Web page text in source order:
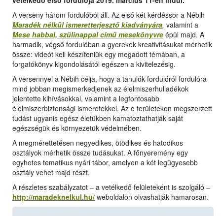
A verseny három fordulóból áll. Az első két kérdéssor a Nébih
Maradék nélkül ismeretterjesztő kiadványára, valamint a
Mese habbal, szülinappal című mesekönyvre épül majd. A
harmadik, végső fordulóban a gyerekek kreativitásukat mérhetik
össze: videót kell készíteniük egy megadott témában, a
forgatókönyv kigondolásától egészen a kivitelezésig.
A versennyel a Nébih célja, hogy a tanulók fordulóról fordulóra
mind jobban megismerkedjenek az élelmiszerhulladékok
jelentette kihívásokkal, valamint a legfontosabb
élelmiszerbiztonsági ismeretekkel. Az e területeken megszerzett
tudást ugyanis egész életükben kamatoztathatják saját
egészségük és környezetük védelmében.
A megmérettetésen negyedikes, ötödikes és hatodikos
osztályok mérhetik össze tudásukat. A főnyeremény egy
egyhetes tematikus nyári tábor, amelyen a két legügyesebb
osztály vehet majd részt.
A részletes szabályzatot – a vetélkedő felületeként is szolgáló –
http://maradeknelkul.hu/ weboldalon olvashatják hamarosan.